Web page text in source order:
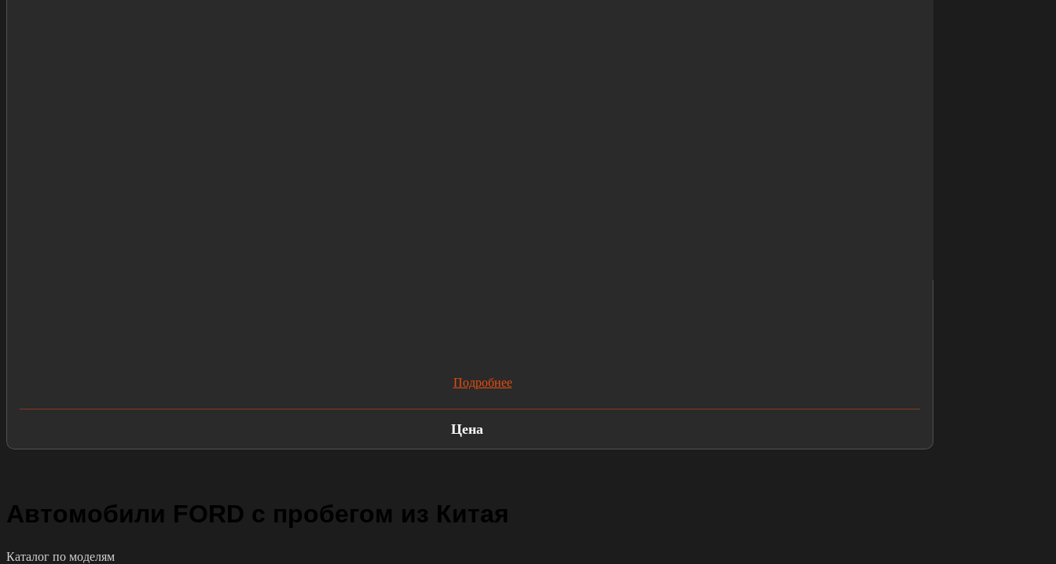
Подробнее
Цена
Автомобили FORD с пробегом из Китая
Каталог по моделям